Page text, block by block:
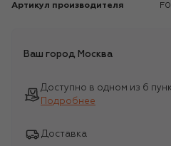
Артикул производителя
Ваш город Москва
Доступно в одном из 6
Подробнее
Доставка